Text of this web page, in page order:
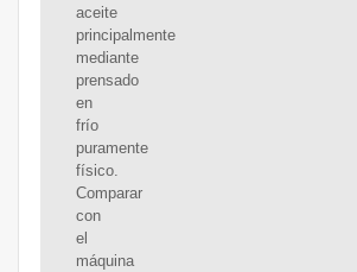
aceite
principalmente
mediante
prensado
en
frío
puramente
físico.
Comparar
con
el
máquina